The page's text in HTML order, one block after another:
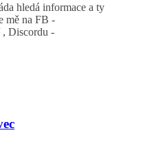
hledá informace a ty
mě na FB -
, Discordu -